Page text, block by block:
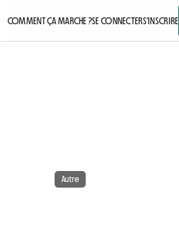
COMMENT ÇA MARCHE ?SE CONNECTERS'INSCRIRE
Autre